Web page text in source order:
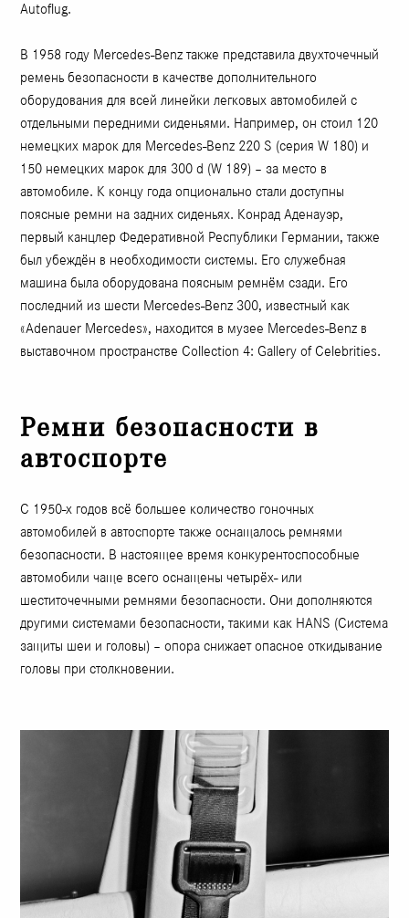
Autoflug.
В 1958 году Mercedes-Benz также представила двухточечный
ремень безопасности в качестве дополнительного
оборудования для всей линейки легковых автомобилей с
отдельными передними сиденьями. Например, он стоил 120
немецких марок для Mercedes-Benz 220 S (серия W 180) и
150 немецких марок для 300 d (W 189) – за место в
автомобиле. К концу года опционально стали доступны
поясные ремни на задних сиденьях. Конрад Аденауэр,
первый канцлер Федеративной Республики Германии, также
был убеждён в необходимости системы. Его служебная
машина была оборудована поясным ремнём сзади. Его
последний из шести Mercedes-Benz 300, известный как
«Adenauer Mercedes», находится в музее Mercedes-Benz в
выставочном пространстве Collection 4: Gallery of Celebrities.
Ремни безопасности в
автоспорте
С 1950-х годов всё большее количество гоночных
автомобилей в автоспорте также оснащалось ремнями
безопасности. В настоящее время конкурентоспособные
автомобили чаще всего оснащены четырёх- или
шеститочечными ремнями безопасности. Они дополняются
другими системами безопасности, такими как HANS (Система
защиты шеи и головы) – опора снижает опасное откидывание
головы при столкновении.